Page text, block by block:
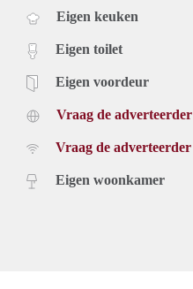
Eigen keuken
Eigen toilet
Eigen voordeur
Vraag de adverteerder
Vraag de adverteerder
Eigen woonkamer